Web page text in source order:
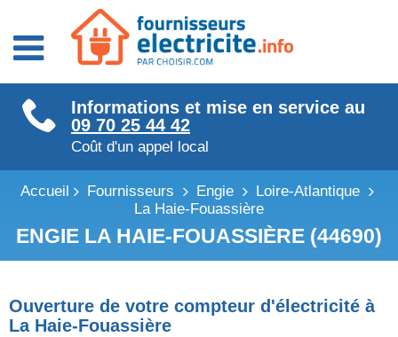
Fournisseurs énergie
Fournisseurs électricité
Fournisseurs gaz
Informations et mise en service au
09 70 25 44 42
Coût d'un appel local
Accueil Fournisseurs Engie
Loire-Atlantique
La Haie-Fouassière
ENGIE LA HAIE-FOUASSIÈRE (44690)
Ouverture de votre compteur d'électricité à
La Haie-Fouassière